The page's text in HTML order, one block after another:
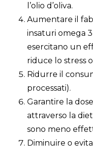
l’olio d’oliva.
Aumentare il
insaturi omega
esercitano un
riduce lo stress
Ridurre il
processati).
Garantire la
attraverso la
sono meno
Diminuire o